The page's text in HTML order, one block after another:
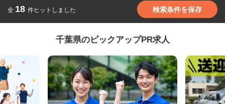
全 18 件ヒットしました 検索条件を保存
千葉県のピックアップPR求人